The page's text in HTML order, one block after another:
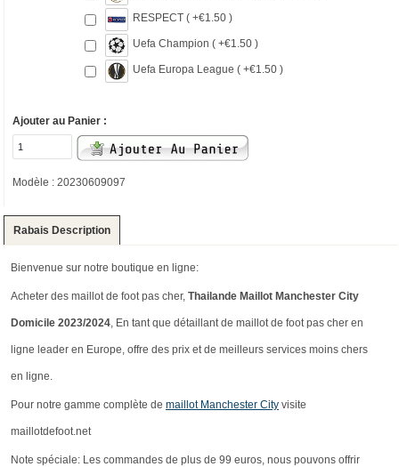
RESPECT ( +€1.50 )
Uefa Champion ( +€1.50 )
Uefa Europa League ( +€1.50 )
Ajouter au Panier :
Modèle : 20230609097
Rabais Description
Bienvenue sur notre boutique en ligne:
Acheter des maillot de foot pas cher, Thailande Maillot Manchester City
Domicile 2023/2024, En tant que détaillant de maillot de foot pas cher en
ligne leader en Europe, offre des prix et de meilleurs services moins chers
en ligne.
Pour notre gamme complète de maillot Manchester City visite
maillotdefoot.net
Note spéciale: Les commandes de plus de 99 euros, nous pouvons offrir